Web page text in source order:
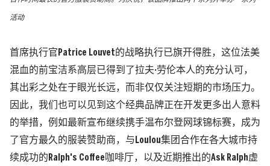
活动
首席执行官Patrice Louvet的战略执行已旗开得胜，这位法美
混血的前宝洁系高层已得到了拉夫·劳伦本人的充分认可，
其出彩之处在于眼光长远，而非仅仅关注短期的市场压力。
因此，我们也可以见到这个经典品牌正在开发更多出人意料
的举措，例如最新宣布继续携手温布尔登网球锦标赛，成为
了官方最久的服装赞助商， 与Loulou集团合作在各大城市持
续成功的Ralph's Coffee咖啡厅，以及近期推出的Ask Ralph虚